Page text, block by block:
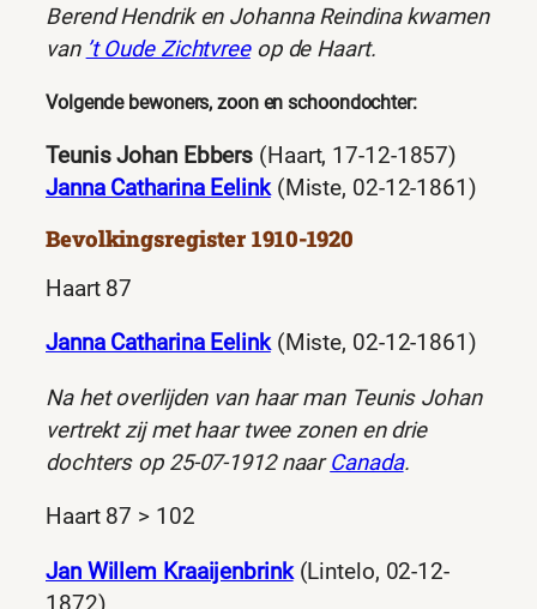
Berend Hendrik en Johanna Reindina kwamen
van ’t Oude Zichtvreeop de Haart.
Volgende bewoners, zoon en schoondochter:
Teunis Johan Ebbers (Haart, 17-12-1857)
Janna Catharina Eelink(Miste, 02-12-1861)
Bevolkingsregister 1910-1920
Haart 87
Janna Catharina Eelink(Miste, 02-12-1861)
Na het overlijden van haar man Teunis Johan
vertrekt zij met haar twee zonen en drie
dochters op 25-07-1912 naarCanada.
Haart 87 > 102
Jan Willem Kraaijenbrink(Lintelo, 02-12-